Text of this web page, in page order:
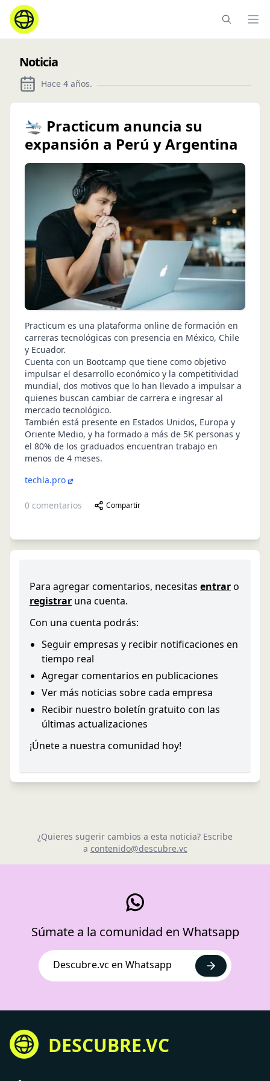
Noticia
Hace 4 años.
🛬 Practicum anuncia su
expansión a Perú y Argentina
Practicum es una plataforma online de formación en
carreras tecnológicas con presencia en México, Chile
y Ecuador.
Cuenta con un Bootcamp que tiene como objetivo
impulsar el desarrollo económico y la competitividad
mundial, dos motivos que lo han llevado a impulsar a
quienes buscan cambiar de carrera e ingresar al
mercado tecnológico.
También está presente en Estados Unidos, Europa y
Oriente Medio, y ha formado a más de 5K personas y
el 80% de los graduados encuentran trabajo en
menos de 4 meses.
techla.pro
0 comentarios Compartir
Para agregar comentarios, necesitas entraro
registrar una cuenta.
Con una cuenta podrás:
Seguir empresas y recibir notificaciones en
tiempo real
Agregar comentarios en publicaciones
Ver más noticias sobre cada empresa
Recibir nuestro boletín gratuito con las
últimas actualizaciones
¡Únete a nuestra comunidad hoy!
¿Quieres sugerir cambios a esta noticia? Escribe
a contenido@descubre.vc
Súmate a la comunidad en Whatsapp
Descubre.vc en Whatsapp
DESCUBRE.VC